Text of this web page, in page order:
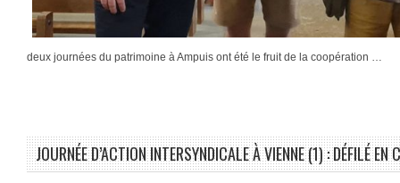
deux journées du patrimoine à Ampuis ont été le fruit de la coopération …
JOURNÉE D’ACTION INTERSYNDICALE À VIENNE (1) : DÉFILÉ EN